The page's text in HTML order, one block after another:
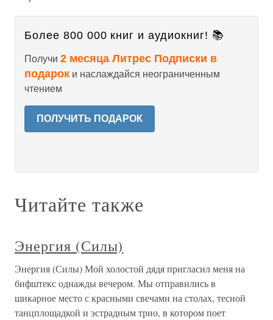
Более 800 000 книг и аудиокниг! 📚
Получи 2 месяца Литрес Подписки в
подарок и наслаждайся неограниченным
чтением
ПОЛУЧИТЬ ПОДАРОК
Читайте также
Энергия (Силы)
Энергия (Силы) Мой холостой дядя пригласил меня на
бифштекс однажды вечером. Мы отправились в
шикарное место с красными свечами на столах, тесной
танцплощадкой и эстрадным трио, в котором поет